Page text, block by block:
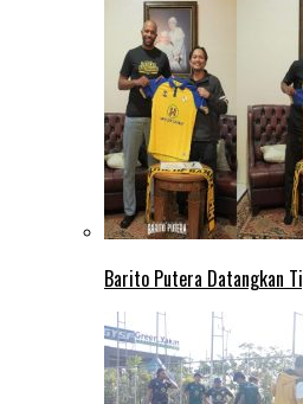
Barito Putera Datangkan